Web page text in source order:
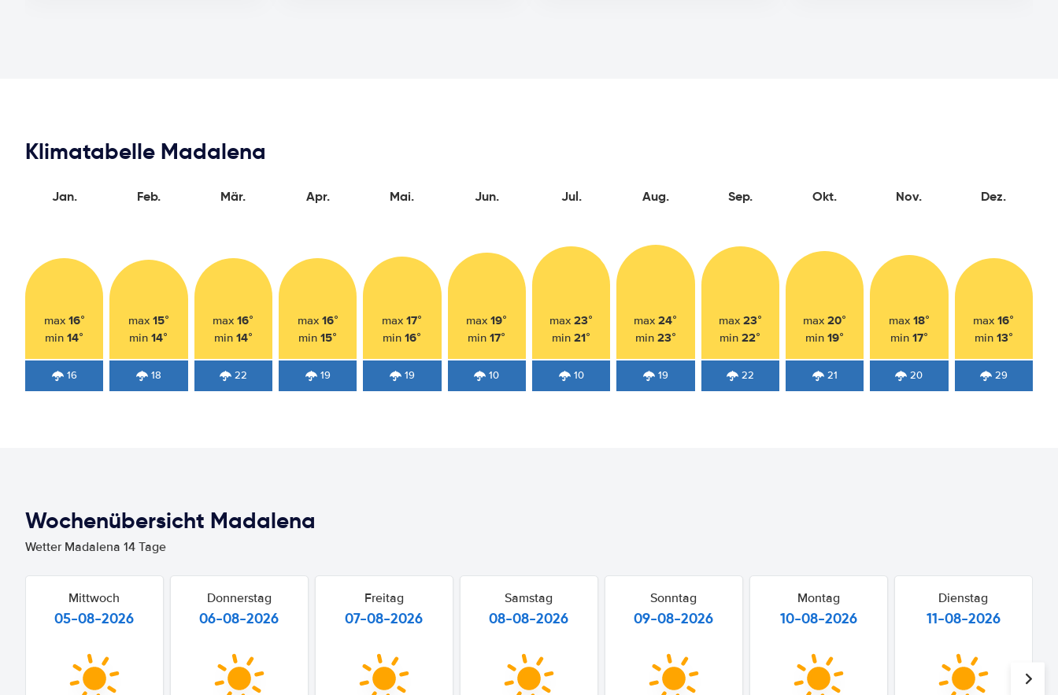
Klimatabelle Madalena
Jan.
max 16°
min14°
16
Feb.
max 15°
min14°
18
Mär.
max16°
min 14°
22
Apr.
max 16°
min15°
19
Mai.
max17°
min16°
19
Jun.
max19°
min17°
10
Jul.
max23°
min21°
10
Aug.
max24°
min 23°
19
Sep.
max 23°
min22°
22
Okt.
max20°
min19°
21
Nov.
max 18°
min 17°
20
Dez.
max16°
min 13°
29
Wochenübersicht Madalena
Wetter Madalena 14 Tage
Mittwoch
05-08-2026
Donnerstag
06-08-2026
Freitag
07-08-2026
Samstag
08-08-2026
Sonntag
09-08-2026
Montag
10-08-2026
Dienstag
11-08-2026